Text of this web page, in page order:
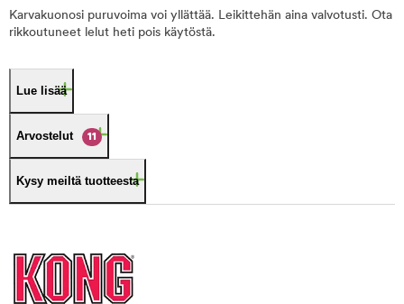
Karvakuonosi puruvoima voi yllättää. Leikittehän aina valvotusti. Ota
rikkoutuneet lelut heti pois käytöstä.
Lue lisää
Arvostelut 11
Kysy meiltä tuotteesta